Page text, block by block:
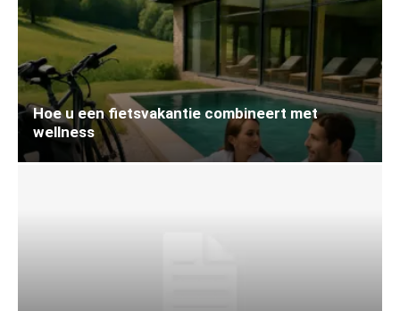
Hoe u een fietsvakantie combineert met
wellness